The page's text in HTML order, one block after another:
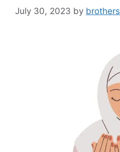
July 30, 2023 by brothers